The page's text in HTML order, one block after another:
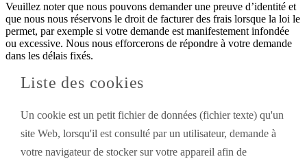
Veuillez noter que nous pouvons demander une preuve d’identité et
que nous nous réservons le droit de facturer des frais lorsque la loi le
permet, par exemple si votre demande est manifestement infondée
ou excessive. Nous nous efforcerons de répondre à votre demande
dans les délais fixés.
Liste des cookies
Un cookie est un petit fichier de données (fichier texte) qu'un
site Web, lorsqu'il est consulté par un utilisateur, demande à
votre navigateur de stocker sur votre appareil afin de